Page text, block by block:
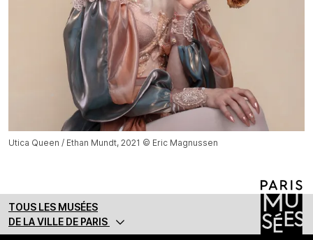
Utica Queen / Ethan Mundt, 2021 © Eric Magnussen
TOUS LES MUSÉES
DE LA VILLE DE PARIS